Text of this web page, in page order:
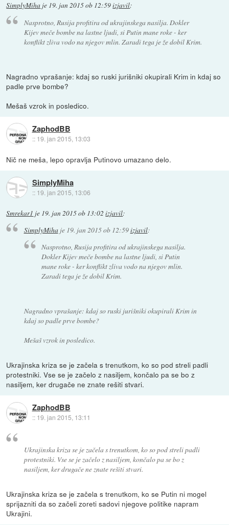
SimplyMiha je 19. jan 2015 ob 12:59izjavil:
Nasprotno, Rusija profitira od ukrajinskega nasilja. Dokler
Kijev meče bombe na lastne ljudi, si Putin mane roke - ker
konflikt zliva vodo na njegov mlin. Zaradi tega je že dobil Krim.
Nagradno vprašanje: kdaj so ruski jurišniki okupirali Krim in kdaj so
padle prve bombe?
Mešaš vzrok in posledico.
ZaphodBB
:: 19. jan 2015, 13:03
Nič ne meša, lepo opravlja Putinovo umazano delo.
SimplyMiha
:: 19. jan 2015, 13:06
Smrekar1 je 19. jan 2015 ob 13:02 izjavil:
SimplyMihaje 19. jan 2015 ob 12:59izjavil:
Nasprotno, Rusija profitira od ukrajinskega nasilja.
Dokler Kijev meče bombe na lastne ljudi, si Putin
mane roke - ker konflikt zliva vodo na njegov mlin.
Zaradi tega je že dobil Krim.
Nagradno vprašanje: kdaj so ruski jurišniki okupirali Krim in
kdaj so padle prve bombe?
Mešaš vzrok in posledico.
Ukrajinska kriza se je začela s trenutkom, ko so pod streli padli
protestniki. Vse se je začelo z nasiljem, končalo pa se bo z
nasiljem, ker drugače ne znate rešiti stvari.
ZaphodBB
:: 19. jan 2015, 13:11
Ukrajinska kriza se je začela s trenutkom, ko so pod streli padli
protestniki. Vse se je začelo z nasiljem, končalo pa se bo z
nasiljem, ker drugače ne znate rešiti stvari.
Ukrajinska kriza se je začela s trenutkom, ko se Putin ni mogel
sprijazniti da so začeli zoreti sadovi njegove politike napram
Ukrajini.